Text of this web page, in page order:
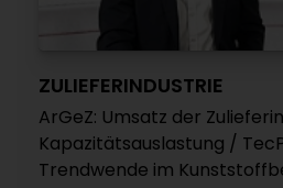
ZULIEFERINDUSTRIE
ArGeZ: Umsatz der
Kapazitätsauslastung /
Trendwende im